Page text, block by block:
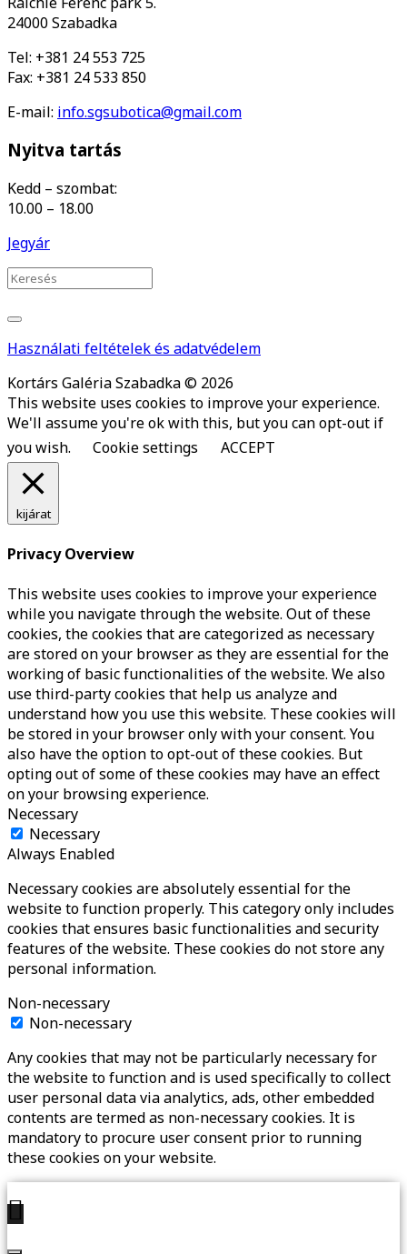
24000 Szabadka
Tel: +381 24 553 725
Fax: +381 24 533 850
E-mail: info.sgsubotica@gmail.com
Nyitva tartás
Kedd – szombat:
10.00 – 18.00
Jegyár
Használati feltételek és adatvédelem
Kortárs Galéria Szabadka © 2026
This website uses cookies to improve your experience.
We'll assume you're ok with this, but you can opt-out if
you wish.
Cookie settings ACCEPT
kijárat
Privacy Overview
This website uses cookies to improve your experience
while you navigate through the website. Out of these
cookies, the cookies that are categorized as necessary
are stored on your browser as they are essential for the
working of basic functionalities of the website. We also
use third-party cookies that help us analyze and
understand how you use this website. These cookies will
be stored in your browser only with your consent. You
also have the option to opt-out of these cookies. But
opting out of some of these cookies may have an effect
on your browsing experience.
Necessary
Necessary
Always Enabled
Necessary cookies are absolutely essential for the
website to function properly. This category only includes
cookies that ensures basic functionalities and security
features of the website. These cookies do not store any
personal information.
Non-necessary
Non-necessary
Any cookies that may not be particularly necessary for
the website to function and is used specifically to collect
user personal data via analytics, ads, other embedded
contents are termed as non-necessary cookies. It is
mandatory to procure user consent prior to running
these cookies on your website.